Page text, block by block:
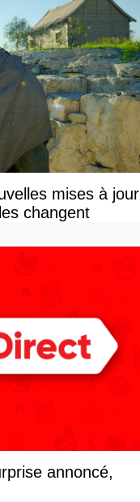
mises à jour
changent
annoncé,